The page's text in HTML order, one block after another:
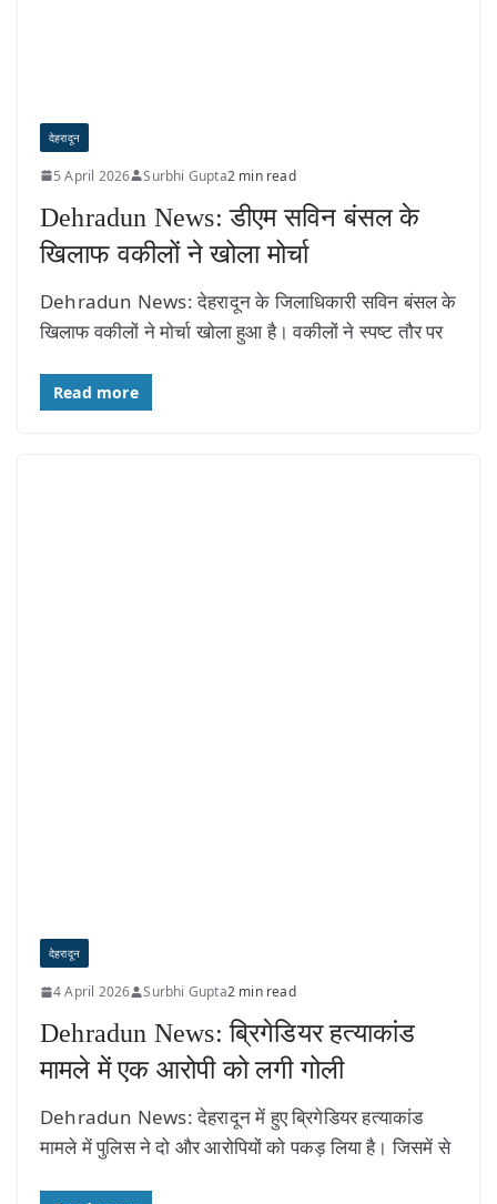
देहरादून
5 April 2026 Surbhi Gupta2 min read
Dehradun News: डीएम सविन बंसल के
खिलाफ वकीलों ने खोला मोर्चा
Dehradun News: देहरादून के जिलाधिकारी सविन बंसल के
खिलाफ वकीलों ने मोर्चा खोला हुआ है। वकीलों ने स्पष्ट तौर पर
Read more
देहरादून
4 April 2026 Surbhi Gupta2 min read
Dehradun News: ब्रिगेडियर हत्याकांड
मामले में एक आरोपी को लगी गोली
Dehradun News: देहरादून में हुए ब्रिगेडियर हत्याकांड
मामले में पुलिस ने दो और आरोपियों को पकड़ लिया है। जिसमें से